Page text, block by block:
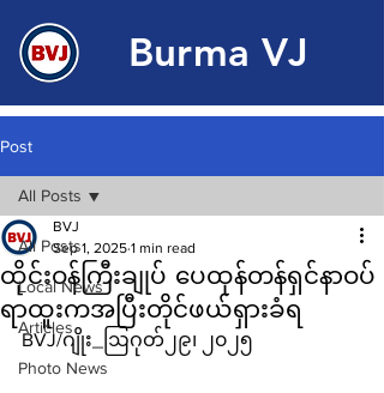
Burma VJ
Post
All Posts
Local News
Articles
Photo News
All Posts
ထိုင်းဝန်ကြီးချုပ် ပေထုန်တန်ရှင်နာဝပ်
ရာထူးကအပြီးတိုင်ဖယ်ရှားခံရ
BVJ
Sep 1, 2025 1 min read
BVJ/ဂျိုး_ဩဂုတ်၂၉၊ ၂၀၂၅